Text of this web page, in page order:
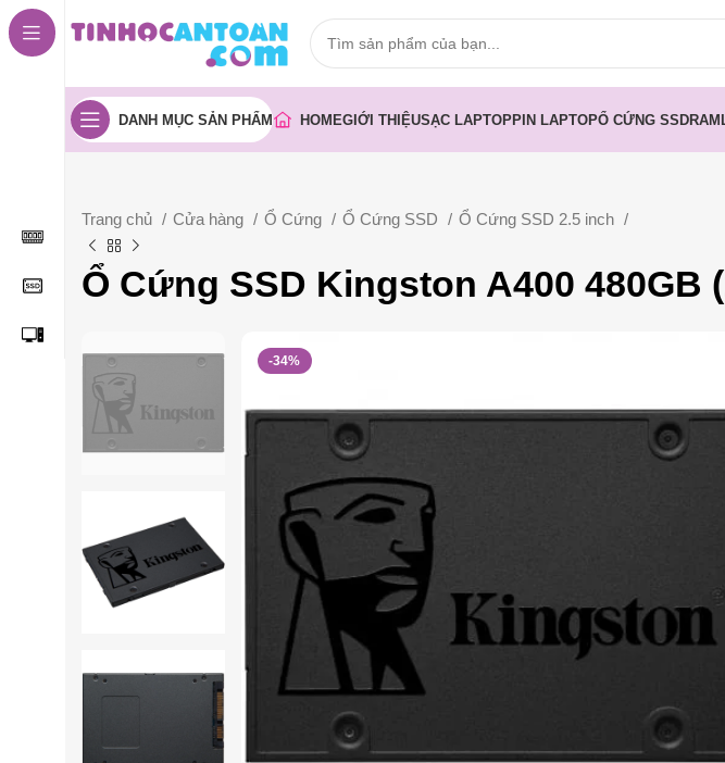
DANH MỤC SẢN PHẨM HOMEGIỚI THIỆUSẠC LAPTOPPIN LAPTOPỔ CỨNG SSDRAM
Trang chủ Cửa hàng Ổ Cứng Ổ Cứng SSD Ổ Cứng SSD 2.5 inch
Ổ Cứng SSD Kingston A400 480GB
-34%